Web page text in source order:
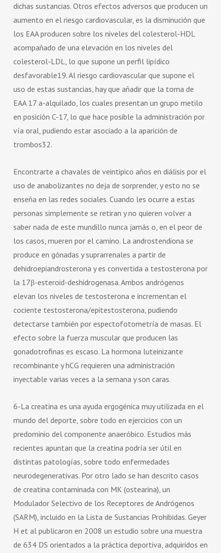
dichas sustancias. Otros efectos adversos que producen un
aumento en el riesgo cardiovascular, es la disminución que
los EAA producen sobre los niveles del colesterol-HDL
acompañado de una elevación en los niveles del
colesterol-LDL, lo que supone un perfil lipídico
desfavorable19. Al riesgo cardiovascular que supone el
uso de estas sustancias, hay que añadir que la toma de
EAA 17 a-alquilado, los cuales presentan un grupo metilo
en posición C-17, lo que hace posible la administración por
vía oral, pudiendo estar asociado a la aparición de
trombos32.
Encontrarte a chavales de veintipico años en diálisis por el
uso de anabolizantes no deja de sorprender, y esto no se
enseña en las redes sociales. Cuando les ocurre a estas
personas simplemente se retiran y no quieren volver a
saber nada de este mundillo nunca jamás o, en el peor de
los casos, mueren por el camino. La androstendiona se
produce en gónadas y suprarrenales a partir de
dehidroepiandrosterona y es convertida a testosterona por
la 17β-esteroid-deshidrogenasa. Ambos andrógenos
elevan los niveles de testosterona e incrementan el
cociente testosterona/epitestosterona, pudiendo
detectarse también por espectofotometría de masas. El
efecto sobre la fuerza muscular que producen las
gonadotrofinas es escaso. La hormona luteinizante
recombinante y hCG requieren una administración
inyectable varias veces a la semana y son caras.
6-La creatina es una ayuda ergogénica muy utilizada en el
mundo del deporte, sobre todo en ejercicios con un
predominio del componente anaeróbico. Estudios más
recientes apuntan que la creatina podría ser útil en
distintas patologías, sobre todo enfermedades
neurodegenerativas. Por otro lado se han descrito casos
de creatina contaminada con MK (ostearina), un
Modulador Selectivo de los Receptores de Andrógenos
(SARM), incluido en la Lista de Sustancias Prohibidas. Geyer
H et al publicaron en 2008 un estudio sobre una muestra
de 634 DS orientados a la práctica deportiva, adquiridos en